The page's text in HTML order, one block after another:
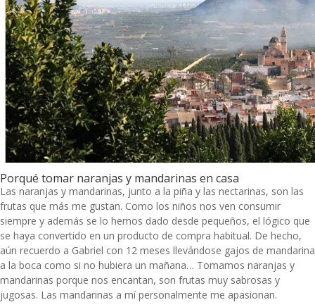
Porqué tomar naranjas y mandarinas en casa
Las naranjas y mandarinas, junto a la piña y las nectarinas, son las
frutas que más me gustan. Como los niños nos ven consumir
siempre y además se lo hemos dado desde pequeños, el lógico que
se haya convertido en un producto de compra habitual. De hecho,
aún recuerdo a Gabriel con 12 meses llevándose gajos de mandarina
a la boca como si no hubiera un mañana… Tomamos naranjas y
mandarinas porque nos encantan, son frutas muy sabrosas y
jugosas. Las mandarinas a mí personalmente me apasionan.